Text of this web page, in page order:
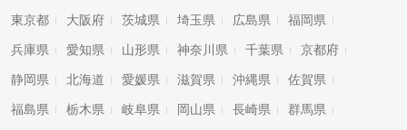
東京都 大阪府 茨城県 埼玉県 広島県 福岡県
兵庫県 愛知県 山形県 神奈川県 千葉県 京都府
静岡県 北海道 愛媛県 滋賀県 沖縄県 佐賀県
福島県 栃木県 岐阜県 岡山県 長崎県 群馬県